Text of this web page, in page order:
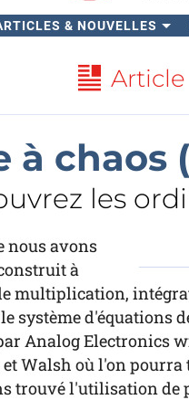
& NOUVELLES
Article
à chaos
les
nous avons
à
multiplication,
système d'équations
Analog Electronics
Walsh où l'on
trouvé l'utilisation de